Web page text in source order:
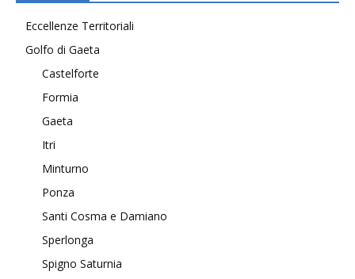
Eccellenze Territoriali
Golfo di Gaeta
Castelforte
Formia
Gaeta
Itri
Minturno
Ponza
Santi Cosma e Damiano
Sperlonga
Spigno Saturnia